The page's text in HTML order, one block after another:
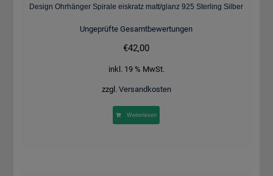
Design Ohrhänger Spirale eiskratz matt/glanz 925 Sterling Silber
Bewertet mit
Ungeprüfte Gesamtbewertungen
€42,00
inkl. 19 % MwSt.
zzgl. Versandkosten
Weiterlesen